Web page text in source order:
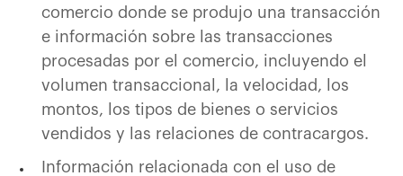
comercio donde se produjo una transacción
e información sobre las transacciones
procesadas por el comercio, incluyendo el
volumen transaccional, la velocidad, los
montos, los tipos de bienes o servicios
vendidos y las relaciones de contracargos.
Información relacionada con el uso de